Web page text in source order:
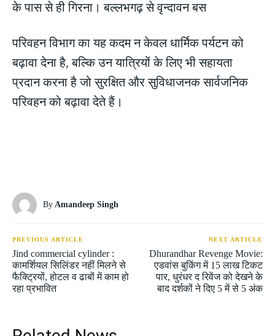
के पास से ही गिरना। बल्लभगढ़ से वृन्दावन बस
परिवहन विभाग का यह कदम न केवल धार्मिक पर्यटन को
बढ़ावा देना है, बल्कि उन यात्रियों के लिए भी सहायता
प्रदान करना है जो सुरक्षित और सुविधाजनक सार्वजनिक
परिवहन को बढ़ावा देते हैं।
By Amandeep Singh
PREVIOUS ARTICLE
Jind commercial cylinder :
कामर्शियल सिलिंडर नहीं मिलने से
फैक्ट्रियों, होटल व ढाबों में काम हो
रहा प्रभावित
NEXT ARTICLE
Dhurandhar Revenge Movie:
एडवांस बुकिंग में 15 लाख टिकट
पार, धुरंधर द रिवेंज को देखने के
बाद दर्शकों ने दिए 5 में से 5 अंक